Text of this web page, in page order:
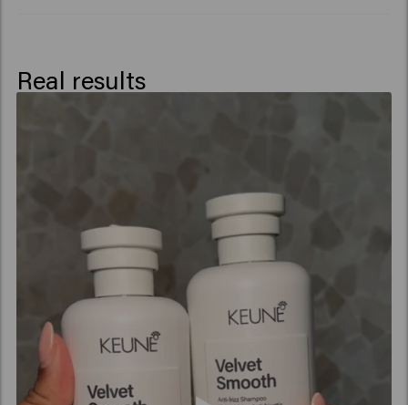
PPG-1 Trideceth-6, Glycerin, Trideceth-12,
Tetramethyl Acetyloctahydronaphthalenes.
Real results